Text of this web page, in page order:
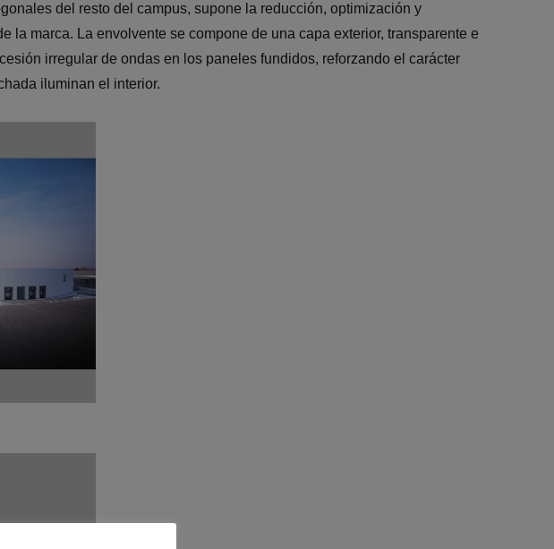
del resto del campus, supone la reducción, optimización y
marca. La envolvente se compone de una capa exterior, transparente e
irregular de ondas en los paneles fundidos, reforzando el carácter
iluminan el interior.